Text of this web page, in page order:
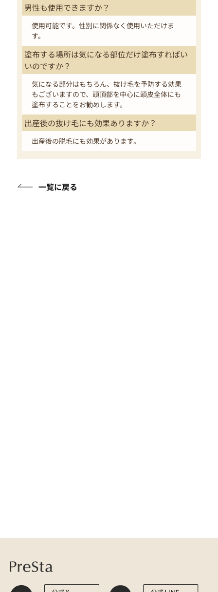
男性も使用できますか？
使用可能です。性別に関係なく使用いただけま
す。
塗布する場所は気になる部位だけ塗布すればい
いのですか？
気になる部分はもちろん、抜け毛を予防する効果
もございますので、頭頂部を中心に頭皮全体にも
塗布することをお勧めします。
出産後の抜け毛にも効果ありますか？
出産後の脱毛にも効果があります。
一覧に戻る